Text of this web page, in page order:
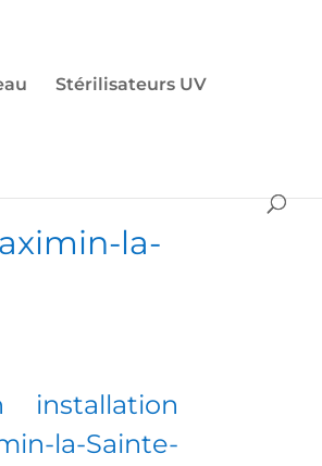
Stérilisateurs UV
la-
installation
la-Sainte-